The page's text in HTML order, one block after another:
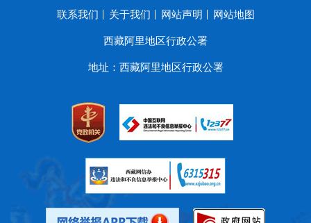
联系我们 关于我们 网站声明 网站地图
西藏阿里地区行政公署
地址：西藏阿里地区行政公署